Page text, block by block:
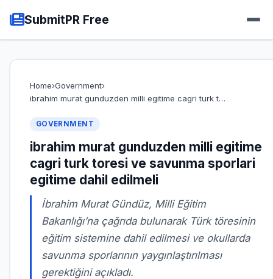
SubmitPR Free
Home›Government›
ibrahim murat gunduzden milli egitime cagri turk t…
GOVERNMENT
ibrahim murat gunduzden milli egitime
cagri turk toresi ve savunma sporlari
egitime dahil edilmeli
İbrahim Murat Gündüz, Milli Eğitim
Bakanlığı’na çağrıda bulunarak Türk töresinin
eğitim sistemine dahil edilmesi ve okullarda
savunma sporlarının yaygınlaştırılması
gerektiğini açıkladı.